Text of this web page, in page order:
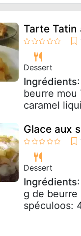
Tarte Tatin
Dessert
Ingrédients
beurre mou
caramel
Glace aux
Dessert
Ingrédients
g de beurre
spéculoos: